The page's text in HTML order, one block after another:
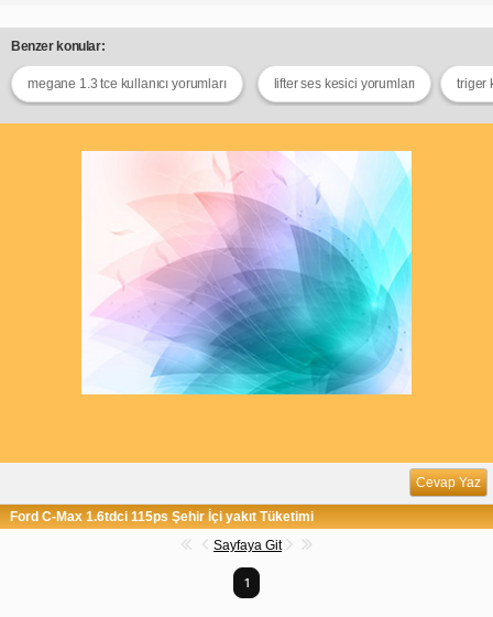
Benzer konular:
megane 1.3 tce kullanıcı yorumları lifter ses kesici yorumları triger
Cevap Yaz
Ford C-Max 1.6tdci 115ps Şehir İçi yakıt Tüketimi
Sayfaya Git
1